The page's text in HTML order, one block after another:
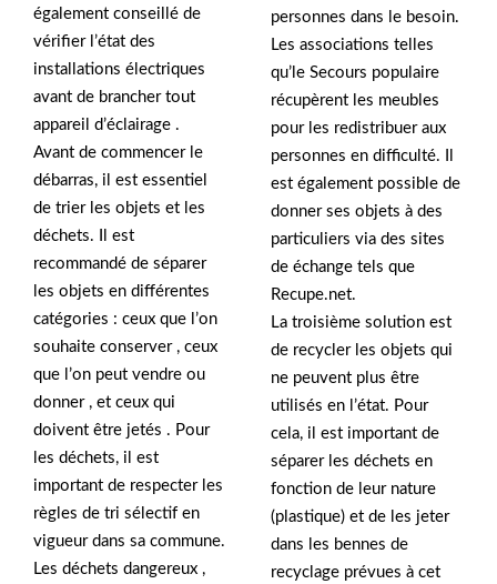
également conseillé de
vérifier l’état des
installations électriques
avant de brancher tout
appareil d’éclairage .
Avant de commencer le
débarras, il est essentiel
de trier les objets et les
déchets. Il est
recommandé de séparer
les objets en différentes
catégories : ceux que l’on
souhaite conserver , ceux
que l’on peut vendre ou
donner , et ceux qui
doivent être jetés . Pour
les déchets, il est
important de respecter les
règles de tri sélectif en
vigueur dans sa commune.
Les déchets dangereux ,
personnes dans le besoin.
Les associations telles
qu’le Secours populaire
récupèrent les meubles
pour les redistribuer aux
personnes en difficulté. Il
est également possible de
donner ses objets à des
particuliers via des sites
de échange tels que
Recupe.net.
La troisième solution est
de recycler les objets qui
ne peuvent plus être
utilisés en l’état. Pour
cela, il est important de
séparer les déchets en
fonction de leur nature
(plastique) et de les jeter
dans les bennes de
recyclage prévues à cet